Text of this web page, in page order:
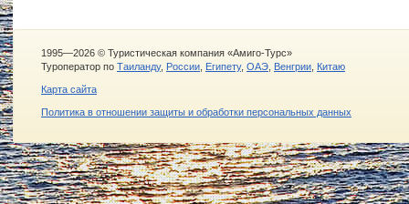
1995—2026 © Туристическая компания «Амиго-Турс»
Туроператор по Таиланду, России Египету, ОАЭ Венгрии Китаю
Карта сайта
Политика в отношении защиты и обработки персональных данных